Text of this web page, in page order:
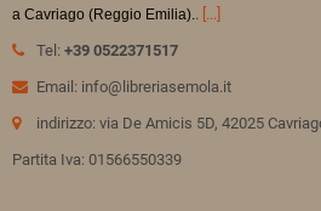
a Cavriago (Reggio Emilia).. [...]
Tel: +39 0522371517
Email: info@libreriasemola.it
indirizzo: via De Amicis 5D, 42025
Partita Iva: 01566550339